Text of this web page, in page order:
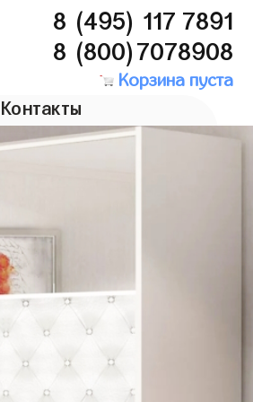
8 (495) 117 7891
8 (800)7078908
Корзина пуста
Контакты